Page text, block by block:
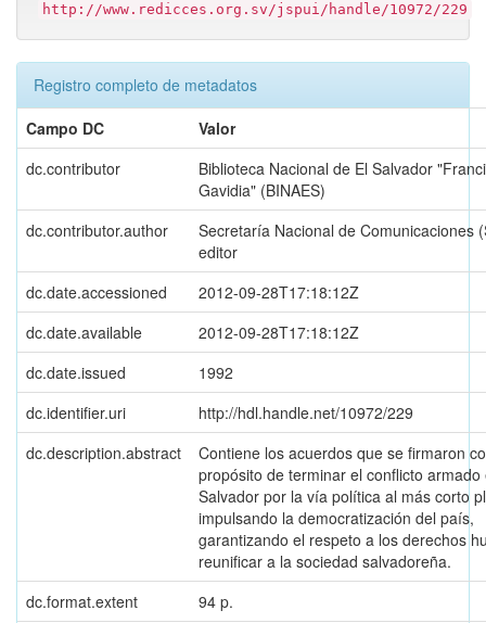
http://www.redicces.org.sv/jspui/handle/10972/229
Registro completo de metadatos
Campo DC
Valor
dc.contributor
Biblioteca Nacional de El Salvador
Gavidia" (BINAES)
dc.contributor.author
Secretaría Nacional de Comunicaciones
editor
dc.date.accessioned
2012-09-28T17:18:12Z
dc.date.available
2012-09-28T17:18:12Z
dc.date.issued
1992
dc.identifier.uri
http://hdl.handle.net/10972/229
dc.description.abstract
Contiene los acuerdos que se firmaron
propósito de terminar el conflicto armado
Salvador por la vía política al más corto
impulsando la democratización del país,
garantizando el respeto a los derechos
reunificar a la sociedad salvadoreña.
dc.format.extent
94 p.